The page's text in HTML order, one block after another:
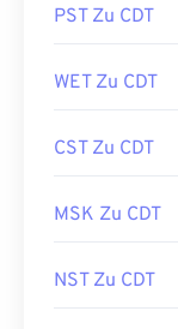
PST Zu CDT
WET Zu CDT
CST Zu CDT
MSK Zu CDT
NST Zu CDT